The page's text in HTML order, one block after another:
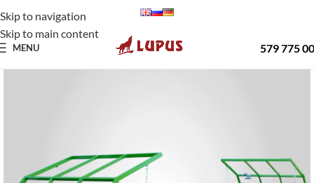
Skip to navigation
Skip to main content
MENU 579 775